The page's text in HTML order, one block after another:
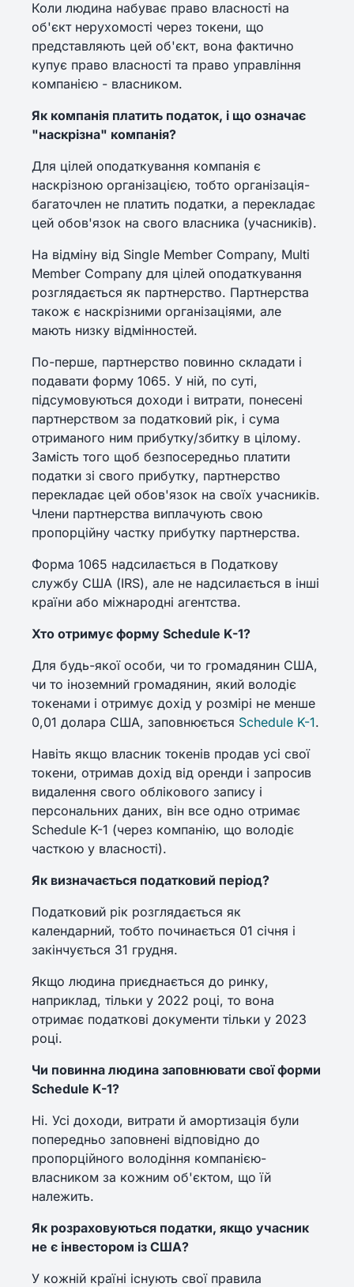
Коли людина набуває право власності на
об'єкт нерухомості через токени, що
представляють цей об'єкт, вона фактично
купує право власності та право управління
компанією - власником.
Як компанія платить податок, і що означає
"наскрізна" компанія?
Для цілей оподаткування компанія є
наскрізною організацією, тобто організація-
багаточлен не платить податки, а перекладає
цей обов'язок на свого власника (учасників).
На відміну від Single Member Company, Multi
Member Company для цілей оподаткування
розглядається як партнерство. Партнерства
також є наскрізними організаціями, але
мають низку відмінностей.
По-перше, партнерство повинно складати і
подавати форму 1065. У ній, по суті,
підсумовуються доходи і витрати, понесені
партнерством за податковий рік, і сума
отриманого ним прибутку/збитку в цілому.
Замість того щоб безпосередньо платити
податки зі свого прибутку, партнерство
перекладає цей обов'язок на своїх учасників.
Члени партнерства виплачують свою
пропорційну частку прибутку партнерства.
Форма 1065 надсилається в Податкову
службу США (IRS), але не надсилається в інші
країни або міжнародні агентства.
Хто отримує форму Schedule K-1?
Для будь-якої особи, чи то громадянин США,
чи то іноземний громадянин, який володіє
токенами і отримує дохід у розмірі не менше
0,01 долара США, заповнюється Schedule K-1.
Навіть якщо власник токенів продав усі свої
токени, отримав дохід від оренди і запросив
видалення свого облікового запису і
персональних даних, він все одно отримає
Schedule K-1 (через компанію, що володіє
часткою у власності).
Як визначається податковий період?
Податковий рік розглядається як
календарний, тобто починається 01 січня і
закінчується 31 грудня.
Якщо людина приєднається до ринку,
наприклад, тільки у 2022 році, то вона
отримає податкові документи тільки у 2023
році.
Чи повинна людина заповнювати свої форми
Schedule K-1?
Ні. Усі доходи, витрати й амортизація були
попередньо заповнені відповідно до
пропорційного володіння компанією-
власником за кожним об'єктом, що їй
належить.
Як розраховуються податки, якщо учасник
не є інвестором із США?
У кожній країні існують свої правила